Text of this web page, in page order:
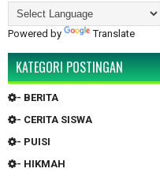
Powered by Translate
KATEGORI POSTINGAN
- BERITA
- CERITA SISWA
- PUISI
- HIKMAH